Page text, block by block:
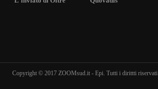
Copyright © 2017 ZOOMsud.it - Epi. Tutti i dirittti riservati